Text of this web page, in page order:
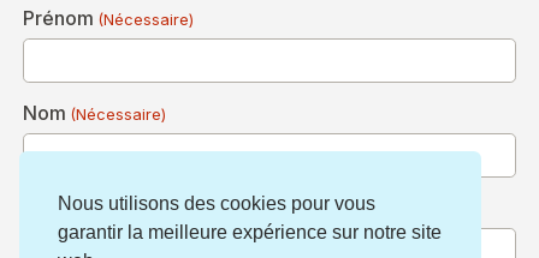
Nous utilisons des cookies pour vous
garantir la meilleure expérience sur notre site
Prénom (Nécessaire)
Nom (Nécessaire)
Adresse e-mail (Nécessaire)